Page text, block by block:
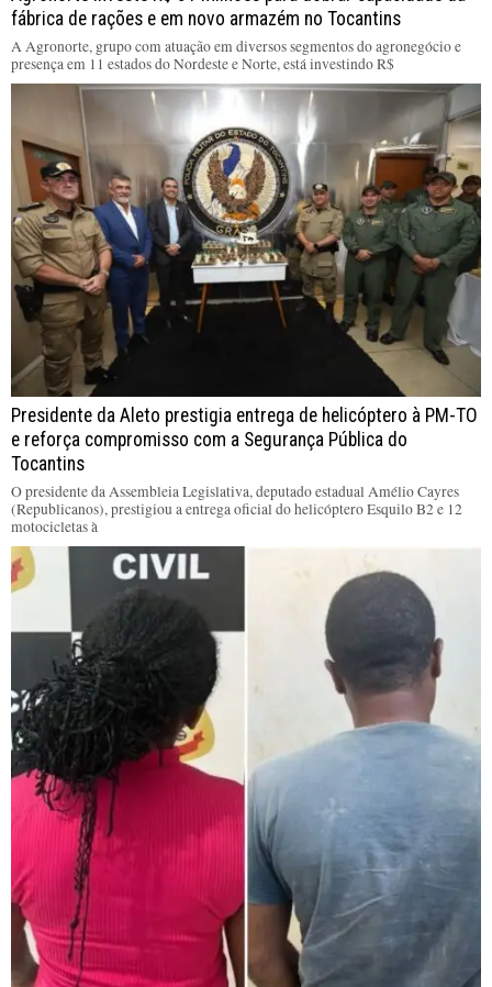
fábrica de rações e em novo armazém no Tocantins
A Agronorte, grupo com atuação em diversos segmentos do agronegócio e
presença em 11 estados do Nordeste e Norte, está investindo R$
Presidente da Aleto prestigia entrega de helicóptero à PM-TO
e reforça compromisso com a Segurança Pública do
Tocantins
O presidente da Assembleia Legislativa, deputado estadual Amélio Cayres
(Republicanos), prestigiou a entrega oficial do helicóptero Esquilo B2 e 12
motocicletas à